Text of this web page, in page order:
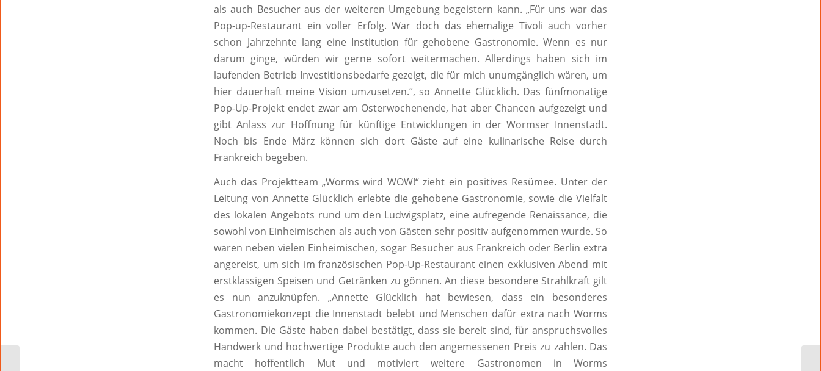
als auch Besucher aus der weiteren Umgebung begeistern kann. „Für uns war das
Pop-up-Restaurant ein voller Erfolg. War doch das ehemalige Tivoli auch vorher
schon Jahrzehnte lang eine Institution für gehobene Gastronomie. Wenn es nur
darum ginge, würden wir gerne sofort weitermachen. Allerdings haben sich im
laufenden Betrieb Investitionsbedarfe gezeigt, die für mich unumgänglich wären, um
hier dauerhaft meine Vision umzusetzen.“, so Annette Glücklich. Das fünfmonatige
Pop-Up-Projekt endet zwar am Osterwochenende, hat aber Chancen aufgezeigt und
gibt Anlass zur Hoffnung für künftige Entwicklungen in der Wormser Innenstadt.
Noch bis Ende März können sich dort Gäste auf eine kulinarische Reise durch
Frankreich begeben.
Auch das Projektteam „Worms wird WOW!“ zieht ein positives Resümee. Unter der
Leitung von Annette Glücklich erlebte die gehobene Gastronomie, sowie die Vielfalt
des lokalen Angebots rund um den Ludwigsplatz, eine aufregende Renaissance, die
sowohl von Einheimischen als auch von Gästen sehr positiv aufgenommen wurde. So
waren neben vielen Einheimischen, sogar Besucher aus Frankreich oder Berlin extra
angereist, um sich im französischen Pop-Up-Restaurant einen exklusiven Abend mit
erstklassigen Speisen und Getränken zu gönnen. An diese besondere Strahlkraft gilt
es nun anzuknüpfen. „Annette Glücklich hat bewiesen, dass ein besonderes
Gastronomiekonzept die Innenstadt belebt und Menschen dafür extra nach Worms
kommen. Die Gäste haben dabei bestätigt, dass sie bereit sind, für anspruchsvolles
Handwerk und hochwertige Produkte auch den angemessenen Preis zu zahlen. Das
macht hoffentlich Mut und motiviert weitere Gastronomen in Worms